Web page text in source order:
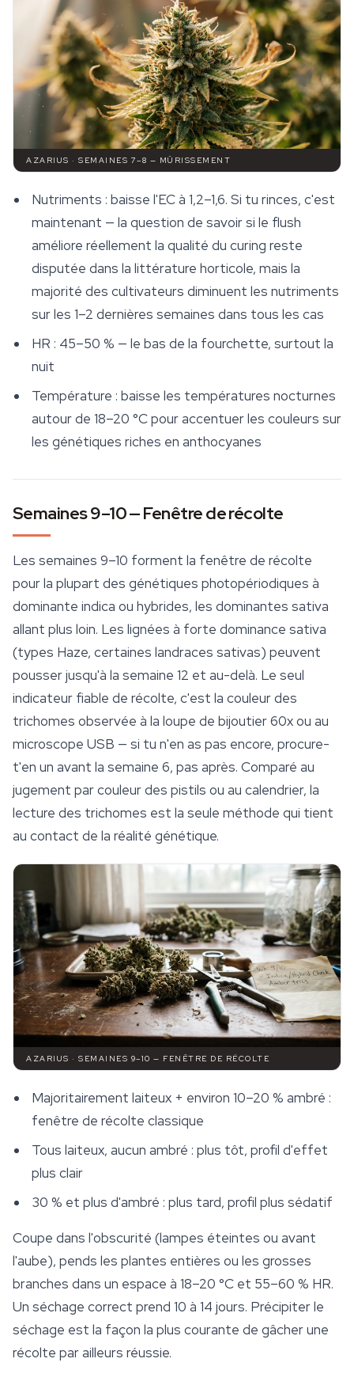
AZARIUS · SEMAINES 7–8 — MÛRISSEMENT
Nutriments : baisse l'EC à 1,2–1,6. Si tu rinces, c'est
maintenant — la question de savoir si le flush
améliore réellement la qualité du curing reste
disputée dans la littérature horticole, mais la
majorité des cultivateurs diminuent les nutriments
sur les 1–2 dernières semaines dans tous les cas
HR : 45–50 % — le bas de la fourchette, surtout la
nuit
Température : baisse les températures nocturnes
autour de 18–20 °C pour accentuer les couleurs sur
les génétiques riches en anthocyanes
Semaines 9–10 — Fenêtre de récolte
Les semaines 9–10 forment la fenêtre de récolte
pour la plupart des génétiques photopériodiques à
dominante indica ou hybrides, les dominantes sativa
allant plus loin. Les lignées à forte dominance sativa
(types Haze, certaines landraces sativas) peuvent
pousser jusqu'à la semaine 12 et au-delà. Le seul
indicateur fiable de récolte, c'est la couleur des
trichomes observée à la loupe de bijoutier 60x ou au
microscope USB — si tu n'en as pas encore, procure-
t'en un avant la semaine 6, pas après. Comparé au
jugement par couleur des pistils ou au calendrier, la
lecture des trichomes est la seule méthode qui tient
au contact de la réalité génétique.
AZARIUS · SEMAINES 9–10 — FENÊTRE DE RÉCOLTE
Majoritairement laiteux + environ 10–20 % ambré :
fenêtre de récolte classique
Tous laiteux, aucun ambré : plus tôt, profil d'effet
plus clair
30 % et plus d'ambré : plus tard, profil plus sédatif
Coupe dans l'obscurité (lampes éteintes ou avant
l'aube), pends les plantes entières ou les grosses
branches dans un espace à 18–20 °C et 55–60 % HR.
Un séchage correct prend 10 à 14 jours. Précipiter le
séchage est la façon la plus courante de gâcher une
récolte par ailleurs réussie.